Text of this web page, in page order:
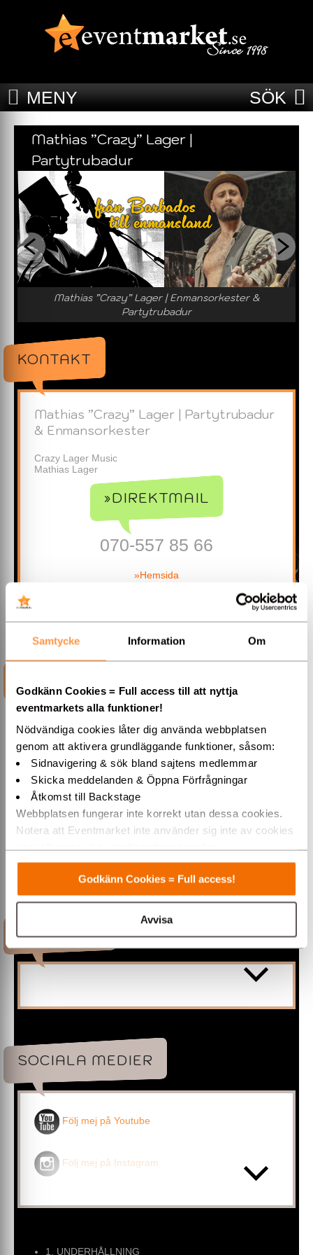
Samtycke Information Om
Godkänn Cookies = Full access till att nyttja
eventmarkets alla funktioner!
Nödvändiga cookies låter dig använda webbplatsen
genom att aktivera grundläggande funktioner, såsom:
Sidnavigering & sök bland sajtens medlemmar
Skicka meddelanden & Öppna Förfrågningar
Åtkomst till Backstage
Webbplatsen fungerar inte korrekt utan dessa cookies.
Notera att Eventmarket inte använder sig inte av cookies
som placeras ut av tredjepartsannonsörer.
Varmt välkommen till Eventmarket!
Godkänn Cookies = Full access!
Avvisa
MENY SÖK
Mathias ”Crazy” Lager |
Partytrubadur
Mathias ”Crazy” Lager | Enmansorkester &
Partytrubadur
KONTAKT
Mathias ”Crazy” Lager | Partytrubadur
& Enmansorkester
Crazy Lager Music
Mathias Lager
»DIREKTMAIL
070-557 85 66
»Hemsida
Från Barbados till
Partytrubaduren Mathias
'Crazy' Lager
Nu har du chansen att boka en oförglömlig
musikkväll med Mathias "Crazy" Lagers
enmansorkester! Som grundare av dansbandet
underhålla publiken över hela landet. Nu kan du
boka Mathias Lager som partytrubadur till er fest.
Boka Mathias, en imponerande partytrubadur och
behärskar hela 12 instrument, inklusive sång, och
erbjuder en unik enmansorkestershow. Följ med på en
musikalisk resa som täcker Barbados hits, svenska
turnéliv.
anpassar Mathias låtval och tema efter dina önskemål
för en skräddarsydd upplevelse. Han kan även erbjuda
musikquiz och underhållande trubadurkvällar som
sätter pricken över i:et. Kontakta Mathias idag för att
ge dina gäster en oförglömlig musikkväll och skapa
Gage enligt överenskommelse.
Om Crazy Lager
17 låtar på Svensktoppen
Heter egentligen Mathias...
FILMKLIPP
SOCIALA MEDIER
Följ mej på Youtube
Följ mej på Instagram
1. UNDERHÅLLNING